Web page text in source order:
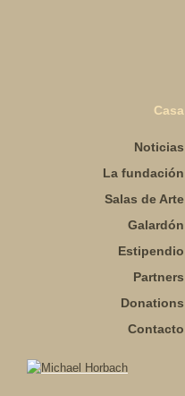
Casa
Noticias
La fundación
Salas de Arte
Galardón
Estipendio
Partners
Donations
Contacto